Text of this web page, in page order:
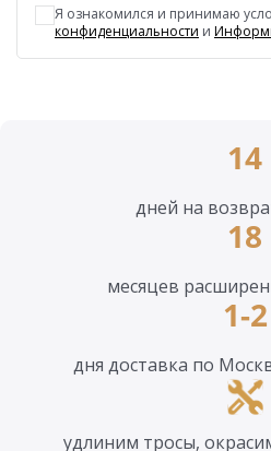
Я ознакомился и принимаю
конфиденциальности и
14
дней на
18
месяцев
1-2
дня доставка по
удлиним тросы,